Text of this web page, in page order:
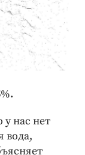
у нас нет
вода,